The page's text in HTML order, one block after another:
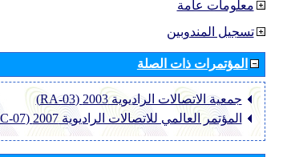
معلومات عامة
تسجيل المندوبين
المؤتمرات ذات الصلة
جمعية الاتصالات الراديوية 2003 (RA-03)
المؤتمر العالمي للاتصالات الراديوية 2007 (WRC-07)